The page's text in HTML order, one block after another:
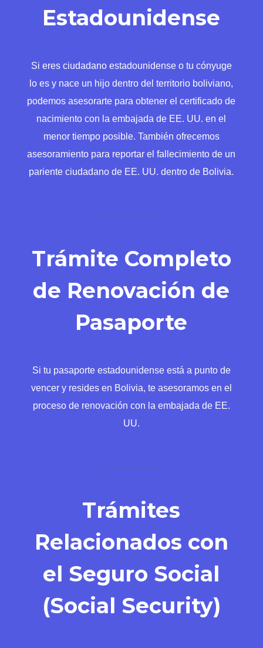
Estadounidense
Si eres ciudadano estadounidense o tu cónyuge
lo es y nace un hijo dentro del territorio boliviano,
podemos asesorarte para obtener el certificado de
nacimiento con la embajada de EE. UU. en el
menor tiempo posible. También ofrecemos
asesoramiento para reportar el fallecimiento de un
pariente ciudadano de EE. UU. dentro de Bolivia.
Trámite Completo
de Renovación de
Pasaporte
Si tu pasaporte estadounidense está a punto de
vencer y resides en Bolivia, te asesoramos en el
proceso de renovación con la embajada de EE.
UU.
Trámites
Relacionados con
el Seguro Social
(Social Security)